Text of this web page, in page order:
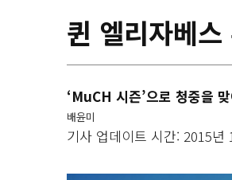
퀸 엘리자베
‘MuCH 시즌’으로 청중을
배윤미
기사 업데이트 시간: 2015년